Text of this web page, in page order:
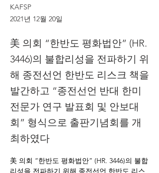
KAFSP
2021년 12월 20일
美 의회 “한반도 평화법안” (HR.
3446)의 불합리성을 전파하기 위
해 종전선언 한반도 리스크 책을
발간하고 “종전선언 반대 한미
전문가 연구 발표회 및 안보대
회” 형식으로 출판기념회를 개
최하였다
美 의회 “한반도 평화법안” (HR. 3446)의 불합
리성을 전파하기 위해 종전선언 한반도 리스